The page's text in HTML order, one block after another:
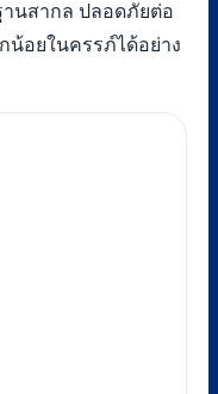
นสากล ปลอดภัยต่อ
น้อยในครรภ์ได้อย่าง